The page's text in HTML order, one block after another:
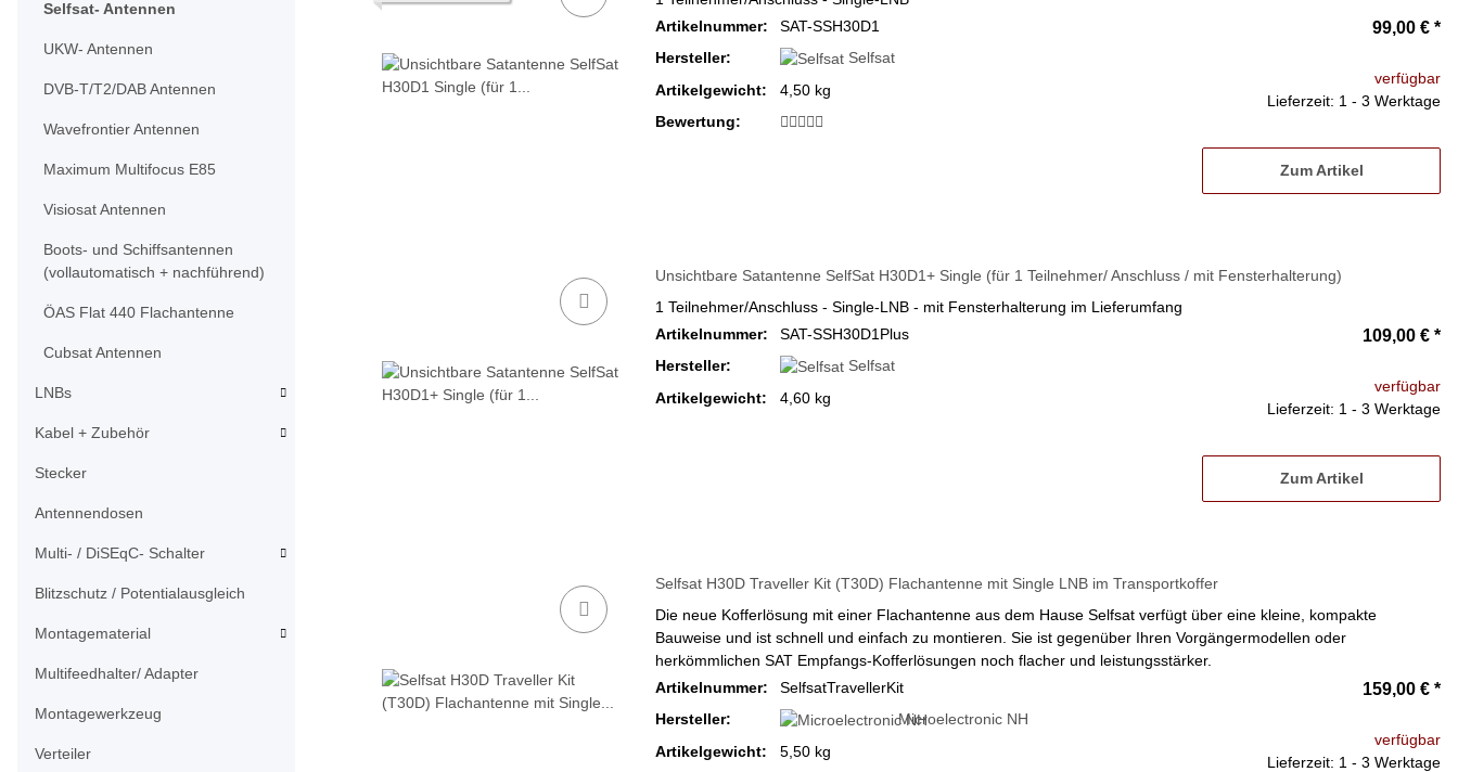
Artikelnummer:
SAT-SSH30D1
Hersteller:
Selfsat
Artikelgewicht:
4,50 kg
Bewertung:
99,00 € *
verfügbar
Lieferzeit: 1 - 3 Werktage
Zum Artikel
Unsichtbare Satantenne SelfSat H30D1+ Single (für 1 Teilnehmer/ Anschluss / mit Fensterhalterung)
1 Teilnehmer/Anschluss - Single-LNB - mit Fensterhalterung im Lieferumfang
Artikelnummer:
SAT-SSH30D1Plus
Hersteller:
Selfsat
Artikelgewicht:
4,60 kg
109,00 € *
verfügbar
Lieferzeit: 1 - 3 Werktage
Zum Artikel
Selfsat H30D Traveller Kit (T30D) Flachantenne mit Single LNB im Transportkoffer
Die neue Kofferlösung mit einer Flachantenne aus dem Hause Selfsat verfügt über eine kleine, kompakte
Bauweise und ist schnell und einfach zu montieren. Sie ist gegenüber Ihren Vorgängermodellen oder
herkömmlichen SAT Empfangs-Kofferlösungen noch flacher und leistungsstärker.
Artikelnummer:
SelfsatTravellerKit
Hersteller:
Microelectronic NH
Artikelgewicht:
5,50 kg
159,00 € *
verfügbar
Lieferzeit: 1 - 3 Werktage
Selfsat- Antennen
UKW- Antennen
DVB-T/T2/DAB Antennen
Wavefrontier Antennen
Maximum Multifocus E85
Visiosat Antennen
Boots- und Schiffsantennen
(vollautomatisch + nachführend)
ÖAS Flat 440 Flachantenne
Cubsat Antennen
LNBs
Kabel + Zubehör
Stecker
Antennendosen
Multi- / DiSEqC- Schalter
Blitzschutz / Potentialausgleich
Montagematerial
Multifeedhalter/ Adapter
Montagewerkzeug
Verteiler